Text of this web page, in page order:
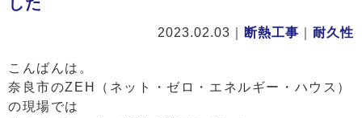
2023.02.03 断熱工事 耐久性
こんばんは。
奈良市のZEH（ネット・ゼロ・エネルギー・ハウス）
の現場では